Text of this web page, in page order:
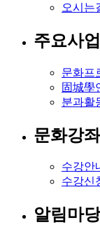
오시는
주요사업
문화프
固城學
분과활
문화강좌
수강안
수강신
알림마당